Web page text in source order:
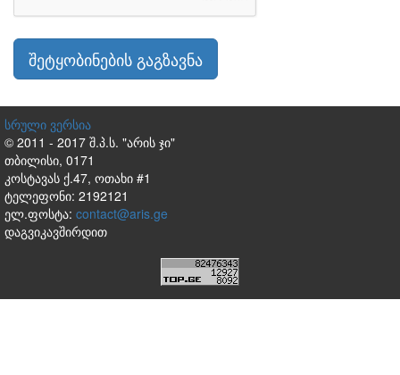
შეტყობინების გაგზავნა
სრული ვერსია
© 2011 - 2017 შ.პ.ს. "არის ჯი"
თბილისი, 0171
კოსტავას ქ.47, ოთახი #1
ტელეფონი: 2192121
ელ.ფოსტა: contact@aris.ge
დაგვიკავშირდით